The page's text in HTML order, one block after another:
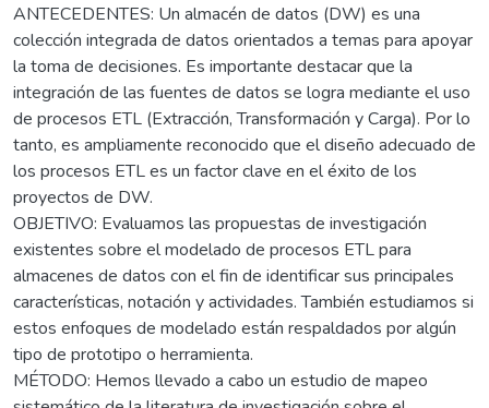
ANTECEDENTES: Un almacén de datos (DW) es una
colección integrada de datos orientados a temas para apoyar
la toma de decisiones. Es importante destacar que la
integración de las fuentes de datos se logra mediante el uso
de procesos ETL (Extracción, Transformación y Carga). Por lo
tanto, es ampliamente reconocido que el diseño adecuado de
los procesos ETL es un factor clave en el éxito de los
proyectos de DW.
OBJETIVO: Evaluamos las propuestas de investigación
existentes sobre el modelado de procesos ETL para
almacenes de datos con el fin de identificar sus principales
características, notación y actividades. También estudiamos si
estos enfoques de modelado están respaldados por algún
tipo de prototipo o herramienta.
MÉTODO: Hemos llevado a cabo un estudio de mapeo